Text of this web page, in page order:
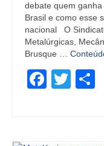
debate quem
Brasil e como esse
nacional O
Metalúrgicas,
Brusque …